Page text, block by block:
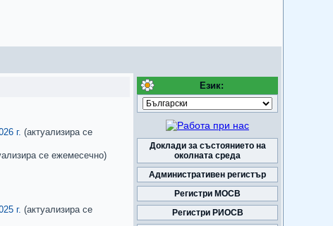
г. (актуализира се
се ежемесечно)
г. (актуализира се
Език:
Доклади за състоянието на
околната среда
Административен регистър
Регистри МОСВ
Регистри РИОСВ